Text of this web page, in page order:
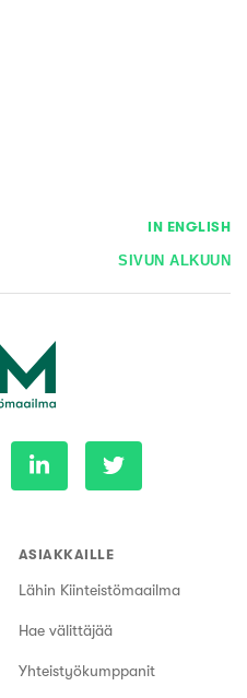
IN ENGLISH
SIVUN ALKUUN
ASIAKKAILLE
Lähin Kiinteistömaailma
Hae välittäjää
Yhteistyökumppanit